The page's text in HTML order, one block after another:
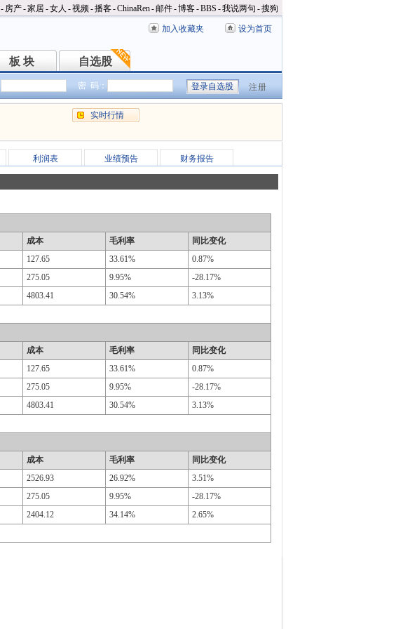
- 房产-家居-女人 -视频-播客-ChinaRen-邮件-博客-BBS -我说两句 -搜狗
加入收藏夹 设为首页
板 块
板 块 自选股
自选股
密 码： 注册
实时行情
利润表 业绩预告 财务报告
成本 毛利率
同比变化
127.65 33.61%
0.87%
275.05 9.95%
-28.17%
4803.41 30.54%
3.13%
成本 毛利率
同比变化
127.65 33.61%
0.87%
275.05 9.95%
-28.17%
4803.41 30.54%
3.13%
成本 毛利率
同比变化
2526.93 26.92%
3.51%
275.05 9.95%
-28.17%
2404.12 34.14%
2.65%